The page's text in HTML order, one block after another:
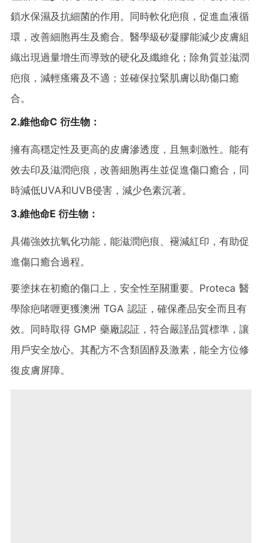
鎖水保濕及抗細菌的作用。同時軟化疤痕，促進血液循
環，改善細胞再生及癒合。醫學級矽凝膠能減少皮膚組
織出現過量增生而導致的硬化及纖維化；除角質並滋潤
疤痕，減輕瘙癢及不適；並確保拉緊肌膚以助傷口癒
合。
2.維他命C 衍生物：
擁有高穩定性及更高的皮膚滲透度，且無刺激性。能有
效去印及滋潤疤痕，改善細胞再生並促進傷口癒合，同
時減低UVA和UVB侵害，減少色素沉著。
3.維他命E 衍生物：
具備強效抗氧化功能，能滋潤疤痕、褪減紅印，有助促
進傷口癒合過程。
要塗抹在初癒的傷口上，安全性至關重要。Proteca 醫
學除疤啫喱更獲澳洲 TGA 認証，確保產品安全而且有
效。同時取得 GMP 藥廠認証，符合嚴謹品質標準，讓
用戶安全放心。其配方不含類固醇及激素，能全方位修
復皮膚屏障。